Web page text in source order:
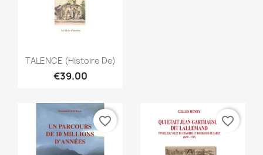
Quick view
TALENCE (Histoire De)
€39.00
favorite_border favorite_border